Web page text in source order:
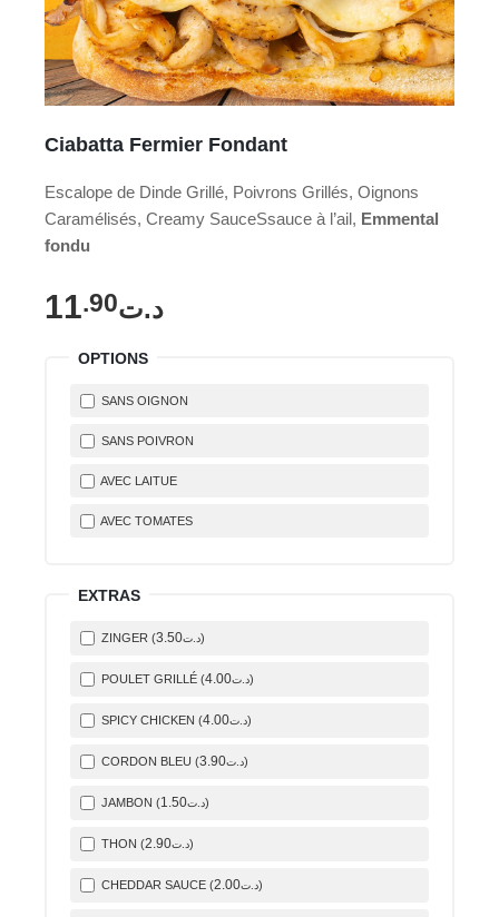
Ciabatta Fermier Fondant
Escalope de Dinde Grillé, Poivrons Grillés, Oignons
Caramélisés, Creamy SauceSsauce à l’ail, Emmental
fondu
د.ت 11.90
OPTIONS
SANS OIGNON
SANS POIVRON
AVEC LAITUE
AVEC TOMATES
EXTRAS
ZINGER ( د.ت 3.50 )
POULET GRILLÉ ( د.ت 4.00 )
SPICY CHICKEN ( د.ت 4.00 )
CORDON BLEU ( د.ت 3.90 )
JAMBON ( د.ت 1.50 )
THON ( د.ت 2.90 )
CHEDDAR SAUCE ( د.ت 2.00 )